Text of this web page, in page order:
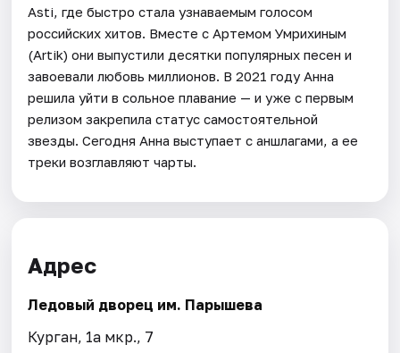
Asti, где быстро стала узнаваемым голосом
российских хитов. Вместе с Артемом Умрихиным
(Artik) они выпустили десятки популярных песен и
завоевали любовь миллионов. В 2021 году Анна
решила уйти в сольное плавание — и уже с первым
релизом закрепила статус самостоятельной
звезды. Сегодня Анна выступает с аншлагами, а ее
треки возглавляют чарты.
Адрес
Ледовый дворец им. Парышева
Курган, 1a мкр., 7